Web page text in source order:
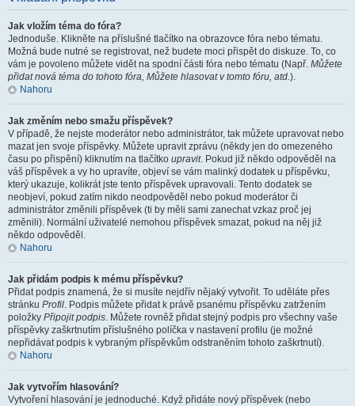
Jak vložím téma do fóra?
Jednoduše. Klikněte na příslušné tlačítko na obrazovce fóra nebo tématu.
Možná bude nutné se registrovat, než budete moci přispět do diskuze. To, co
vám je povoleno můžete vidět na spodní části fóra nebo tématu (Např. Můžete
přidat nová téma do tohoto fóra, Můžete hlasovat v tomto fóru, atd.).
Nahoru
Jak změním nebo smažu příspěvek?
V případě, že nejste moderátor nebo administrátor, tak můžete upravovat nebo
mazat jen svoje příspěvky. Můžete upravit zprávu (někdy jen do omezeného
času po přispění) kliknutím na tlačítko upravit. Pokud již někdo odpověděl na
váš příspěvek a vy ho upravíte, objeví se vám malinký dodatek u příspěvku,
který ukazuje, kolikrát jste tento příspěvek upravovali. Tento dodatek se
neobjeví, pokud zatím nikdo neodpověděl nebo pokud moderátor či
administrátor změnili příspěvek (ti by měli sami zanechat vzkaz proč jej
změnili). Normální uživatelé nemohou příspěvek smazat, pokud na něj již
někdo odpověděl.
Nahoru
Jak přidám podpis k mému příspěvku?
Přidat podpis znamená, že si musíte nejdřív nějaký vytvořit. To uděláte přes
stránku Profil. Podpis můžete přidat k právě psanému příspěvku zatržením
položky Připojit podpis. Můžete rovněž přidat stejný podpis pro všechny vaše
příspěvky zaškrtnutím příslušného políčka v nastavení profilu (je možné
nepřidávat podpis k vybraným příspěvkům odstraněním tohoto zaškrtnutí).
Nahoru
Jak vytvořím hlasování?
Vytvoření hlasování je jednoduché. Když přidáte nový příspěvek (nebo